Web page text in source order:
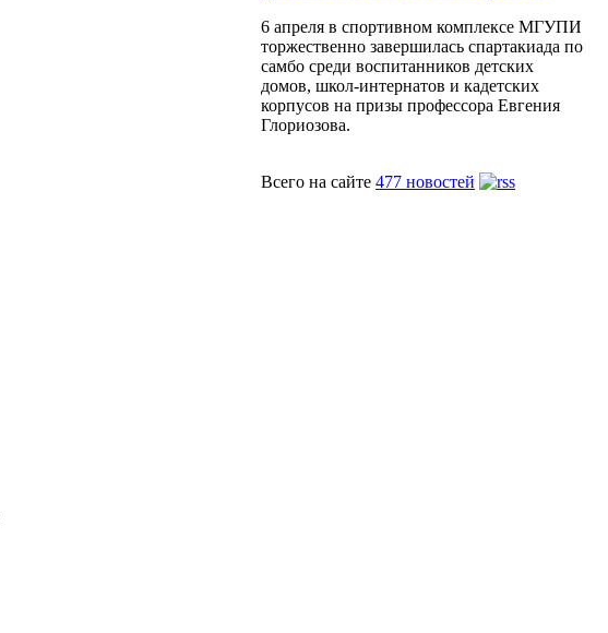
6 апреля в спортивном комплексе МГУПИ
торжественно завершилась спартакиада по
самбо среди воспитанников детских
домов, школ-интернатов и кадетских
корпусов на призы профессора Евгения
Глориозова.
Всего на сайте 477 новостей